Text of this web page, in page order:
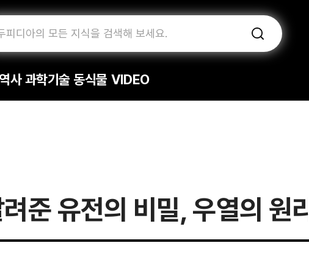
사 과학기술 동식물 VIDEO
준 유전의 비밀, 우열의 원리